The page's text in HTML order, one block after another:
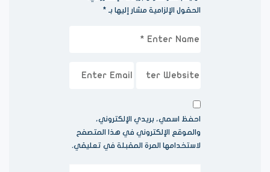
الحقول الإلزامية مشار إليها بـ *
احفظ اسمي، بريدي الإلكتروني،
والموقع الإلكتروني في هذا المتصفح
لاستخدامها المرة المقبلة في تعليقي.